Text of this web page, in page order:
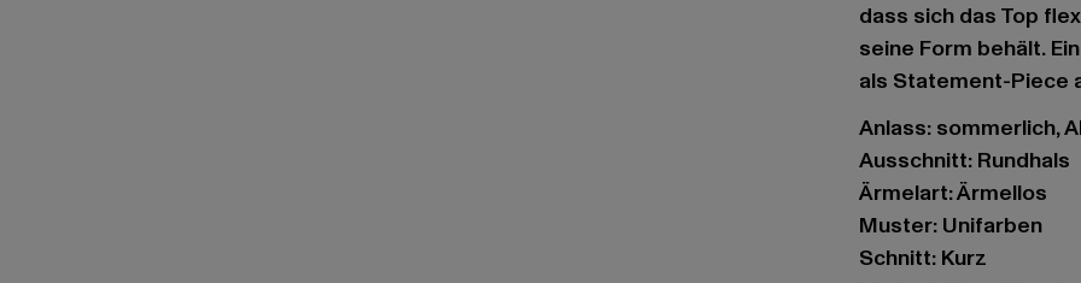
dass sich das Top
seine Form behält.
als Statement-Piece
Anlass: sommerlich,
Ausschnitt: Rundhals
Ärmelart: Ärmellos
Muster: Unifarben
Schnitt: Kurz